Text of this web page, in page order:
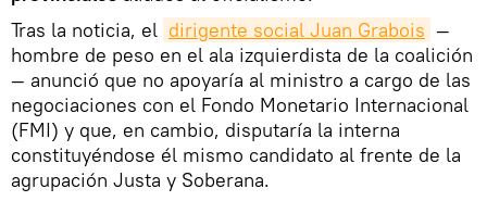
Tras la noticia, el dirigente social Juan Grabois —
hombre de peso en el ala izquierdista de la coalición
— anunció que no apoyaría al ministro a cargo de las
negociaciones con el Fondo Monetario Internacional
(FMI) y que, en cambio, disputaría la interna
constituyéndose él mismo candidato al frente de la
agrupación Justa y Soberana.